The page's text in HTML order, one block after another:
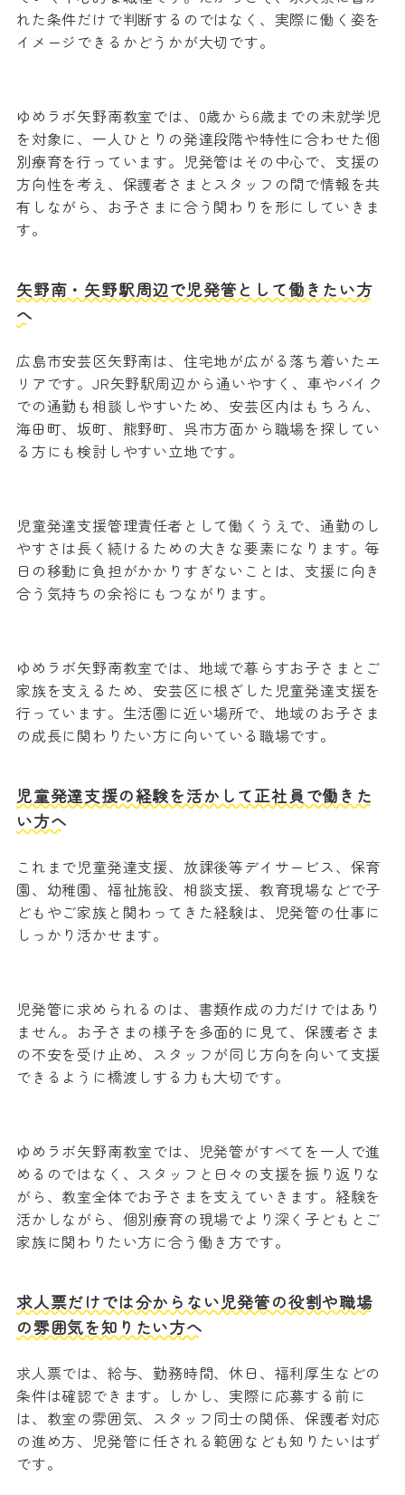
れた条件だけで判断するのではなく、実際に働く姿を
イメージできるかどうかが大切です。
ゆめラボ矢野南教室では、0歳から6歳までの未就学児
を対象に、一人ひとりの発達段階や特性に合わせた個
別療育を行っています。児発管はその中心で、支援の
方向性を考え、保護者さまとスタッフの間で情報を共
有しながら、お子さまに合う関わりを形にしていきま
す。
矢野南・矢野駅周辺で児発管として働きたい方
へ
広島市安芸区矢野南は、住宅地が広がる落ち着いたエ
リアです。JR矢野駅周辺から通いやすく、車やバイク
での通勤も相談しやすいため、安芸区内はもちろん、
海田町、坂町、熊野町、呉市方面から職場を探してい
る方にも検討しやすい立地です。
児童発達支援管理責任者として働くうえで、通勤のし
やすさは長く続けるための大きな要素になります。毎
日の移動に負担がかかりすぎないことは、支援に向き
合う気持ちの余裕にもつながります。
ゆめラボ矢野南教室では、地域で暮らすお子さまとご
家族を支えるため、安芸区に根ざした児童発達支援を
行っています。生活圏に近い場所で、地域のお子さま
の成長に関わりたい方に向いている職場です。
児童発達支援の経験を活かして正社員で働きた
い方へ
これまで児童発達支援、放課後等デイサービス、保育
園、幼稚園、福祉施設、相談支援、教育現場などで子
どもやご家族と関わってきた経験は、児発管の仕事に
しっかり活かせます。
児発管に求められるのは、書類作成の力だけではあり
ません。お子さまの様子を多面的に見て、保護者さま
の不安を受け止め、スタッフが同じ方向を向いて支援
できるように橋渡しする力も大切です。
ゆめラボ矢野南教室では、児発管がすべてを一人で進
めるのではなく、スタッフと日々の支援を振り返りな
がら、教室全体でお子さまを支えていきます。経験を
活かしながら、個別療育の現場でより深く子どもとご
家族に関わりたい方に合う働き方です。
求人票だけでは分からない児発管の役割や職場
の雰囲気を知りたい方へ
求人票では、給与、勤務時間、休日、福利厚生などの
条件は確認できます。しかし、実際に応募する前に
は、教室の雰囲気、スタッフ同士の関係、保護者対応
の進め方、児発管に任される範囲なども知りたいはず
です。